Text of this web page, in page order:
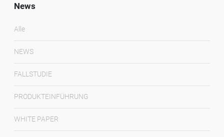
News
Alle
NEWS
FALLSTUDIE
PRODUKTEINFÜHRUNG
WHITE PAPER